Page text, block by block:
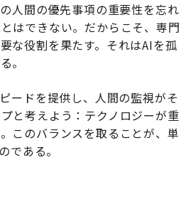
人間の優先事項の重要性を忘れ
はできない。だからこそ、専門
な役割を果たす。それはAIを孤
。
ードを提供し、人間の監視がそ
と考えよう：テクノロジーが重
このバランスを取ることが、単
ある。